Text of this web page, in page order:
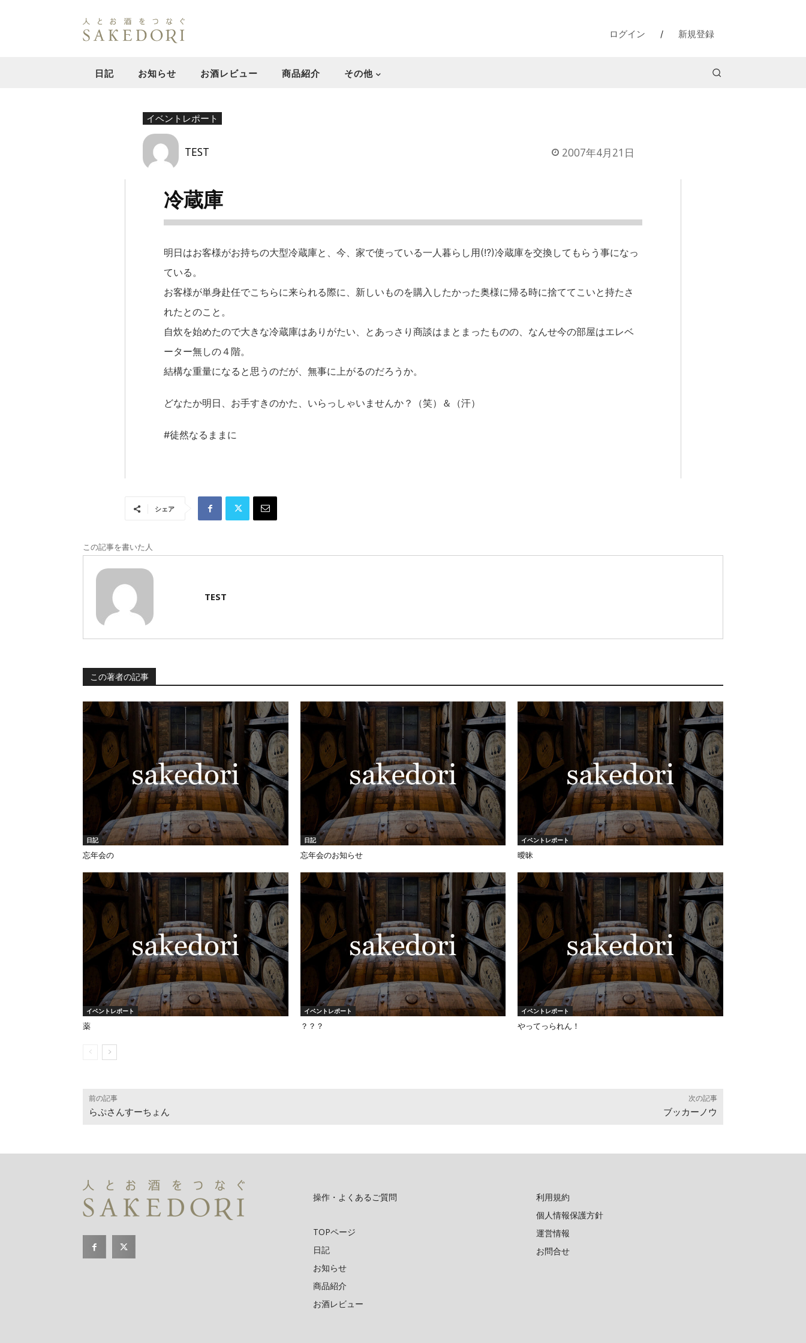
ログイン / 新規登録
日記 お知らせ お酒レビュー 商品紹介 その他
イベントレポート
TEST 2007年4月21日
冷蔵庫
明日はお客様がお持ちの大型冷蔵庫と、今、家で使っている一人暮らし用(!?)冷蔵庫を交換してもらう事になっ
ている。
お客様が単身赴任でこちらに来られる際に、新しいものを購入したかった奥様に帰る時に捨ててこいと持たさ
れたとのこと。
自炊を始めたので大きな冷蔵庫はありがたい、とあっさり商談はまとまったものの、なんせ今の部屋はエレベ
ーター無しの４階。
結構な重量になると思うのだが、無事に上がるのだろうか。
どなたか明日、お手すきのかた、いらっしゃいませんか？（笑）＆（汗）
#徒然なるままに
シェア
この記事を書いた人
TEST
この著者の記事
日記
忘年会の
日記
忘年会のお知らせ
イベントレポート
曖昧
イベントレポート
薬
イベントレポート
？？？
イベントレポート
やってっられん！
前の記事
らぷさんすーちょん
次の記事
ブッカーノウ
操作・よくあるご質問
TOPページ
日記
お知らせ
商品紹介
お酒レビュー
利用規約
個人情報保護方針
運営情報
お問合せ